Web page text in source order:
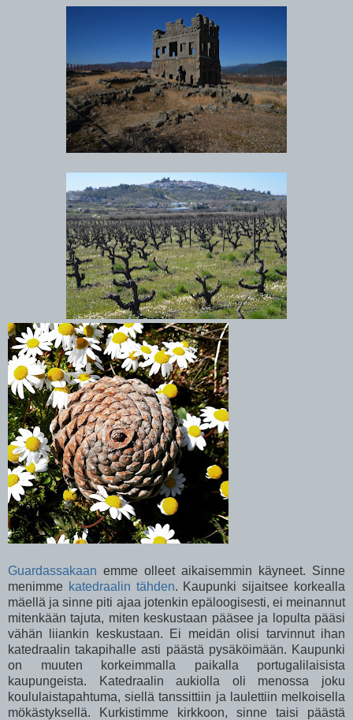
Guardassakaan emme olleet aikaisemmin käyneet. Sinne
menimme katedraalin tähden. Kaupunki sijaitsee korkealla
mäellä ja sinne piti ajaa jotenkin epäloogisesti, ei meinannut
mitenkään tajuta, miten keskustaan pääsee ja lopulta pääsi
vähän liiankin keskustaan. Ei meidän olisi tarvinnut ihan
katedraalin takapihalle asti päästä pysäköimään. Kaupunki
on muuten korkeimmalla paikalla portugalilaisista
kaupungeista. Katedraalin aukiolla oli menossa joku
koululaistapahtuma, siellä tanssittiin ja laulettiin melkoisella
mökästyksellä. Kurkistimme kirkkoon, sinne taisi päästä